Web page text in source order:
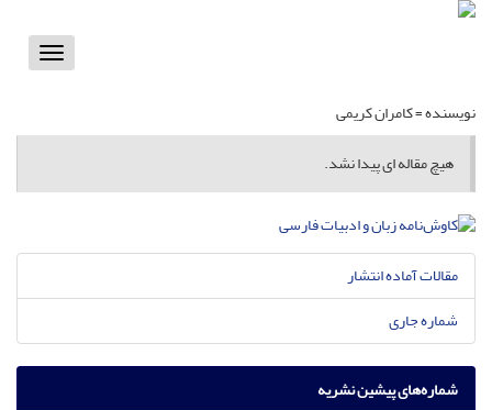
Toggle
نویسنده =کامران کریمی
هیچ مقاله ای پیدا نشد.
مقالات آماده انتشار
شماره جاری
شماره‌های پیشین نشریه